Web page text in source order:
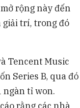
rộng này đến
trí, trong đó
Tencent Music
Series B, qua đó
ngàn tỉ won.